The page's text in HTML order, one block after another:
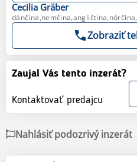
Cecilia Gräber
Zobraziť
Zaujal Vás tento inzerát?
Kontaktovať predajcu
Nahlásiť podozrivý inzerát